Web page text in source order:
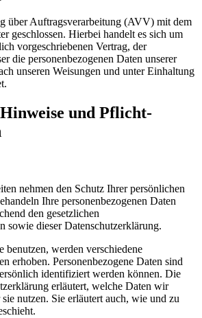
über Auftragsverarbeitung (AVV) mit dem
geschlossen. Hierbei handelt es sich um
vorgeschriebenen Vertrag, der
die personenbezogenen Daten unserer
unseren Weisungen und unter Einhaltung
und Pflicht­
nehmen den Schutz Ihrer persönlichen
Ihre personenbezogenen Daten
den gesetzlichen
sowie dieser Datenschutzerklärung.
benutzen, werden verschiedene
erhoben. Personenbezogene Daten sind
identifiziert werden können. Die
erläutert, welche Daten wir
nutzen. Sie erläutert auch, wie und zu